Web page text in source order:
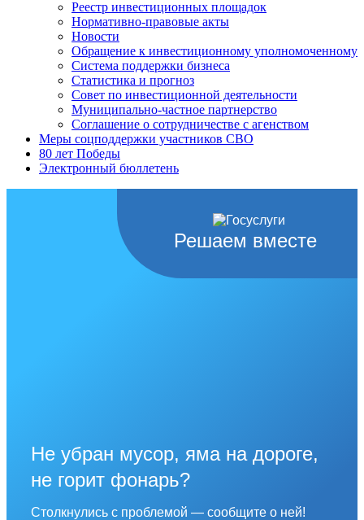
Реестр инвестиционных площадок
Нормативно-правовые акты
Новости
Обращение к инвестиционному уполномоченному
Система поддержки бизнеса
Статистика и прогноз
Совет по инвестиционной деятельности
Муниципально-частное партнерство
Соглашение о сотрудничестве с агенством
Меры соцподдержки участников СВО
80 лет Победы
Электронный бюллетень
Решаем вместе
Не убран мусор, яма на дороге,
не горит фонарь?
Столкнулись с проблемой — сообщите о ней!